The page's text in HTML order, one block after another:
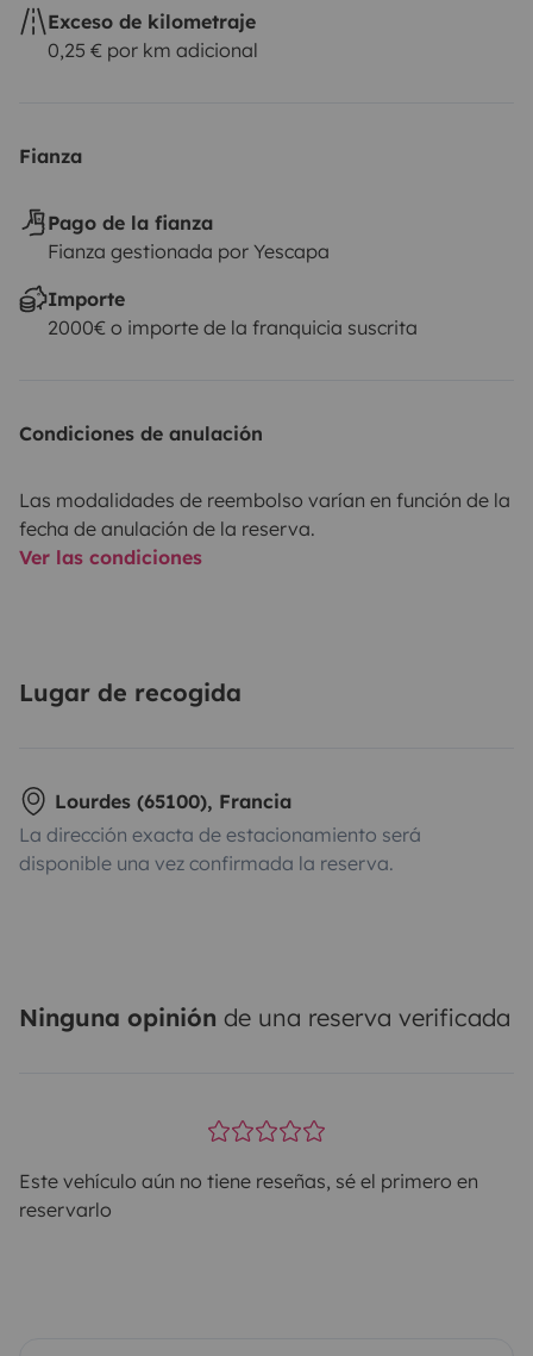
Exceso de kilometraje
0,25 € por km adicional
Fianza
Pago de la fianza
Fianza gestionada por Yescapa
Importe
2000€ o importe de la franquicia suscrita
Condiciones de anulación
Las modalidades de reembolso varían en función de la
fecha de anulación de la reserva.
Ver las condiciones
Lugar de recogida
Lourdes (65100), Francia
La dirección exacta de estacionamiento será
disponible una vez confirmada la reserva.
Ninguna opinión de una reserva verificada
Este vehículo aún no tiene reseñas, sé el primero en
reservarlo